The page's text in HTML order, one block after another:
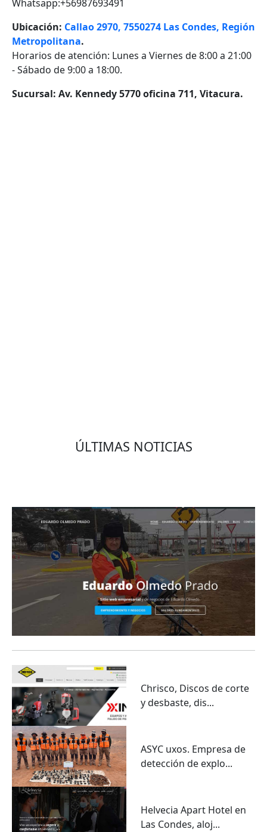
Whatsapp:+56987693491
Ubicación: Callao 2970, 7550274 Las Condes, Región
Metropolitana.
Horarios de atención: Lunes a Viernes de 8:00 a 21:00
- Sábado de 9:00 a 18:00.
Sucursal: Av. Kennedy 5770 oficina 711, Vitacura.
ÚLTIMAS NOTICIAS
Chrisco, Discos de corte
y desbaste, dis...
ASYC uxos. Empresa de
detección de explo...
Helvecia Apart Hotel en
Las Condes, aloj...